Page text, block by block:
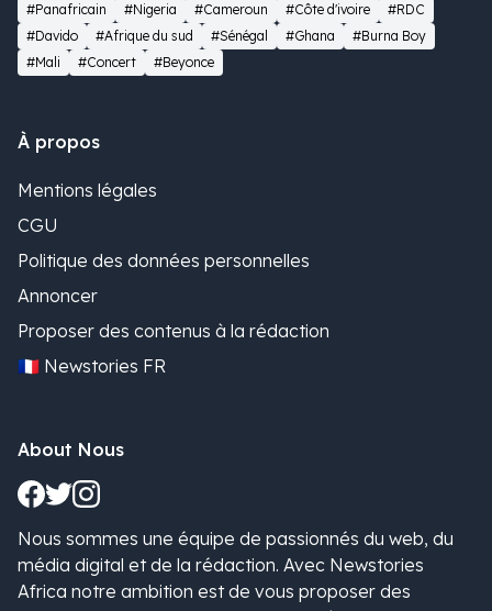
#Panafricain #Nigeria #Cameroun #Côte d'ivoire
#RDC
#Davido
#Afrique du sud #Sénégal #Ghana
#Burna Boy
#Mali
#Concert #Beyonce
À propos
Mentions légales
CGU
Politique des données personnelles
Annoncer
Proposer des contenus à la rédaction
🇫🇷 Newstories FR
About Nous
Nous sommes une équipe de passionnés du web, du
média digital et de la rédaction. Avec Newstories
Africa notre ambition est de vous proposer des